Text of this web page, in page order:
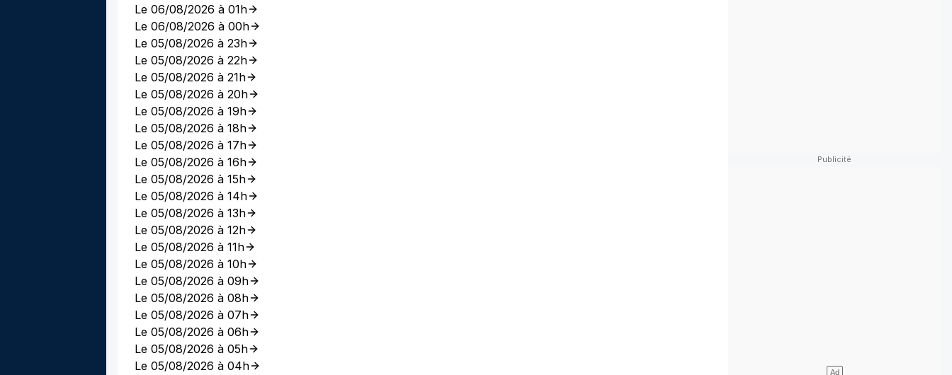
Le 06/08/2026 à 01h
Le 06/08/2026 à 00h
Le 05/08/2026 à 23h
Le 05/08/2026 à 22h
Le 05/08/2026 à 21h
Le 05/08/2026 à 20h
Le 05/08/2026 à 19h
Le 05/08/2026 à 18h
Le 05/08/2026 à 17h
Le 05/08/2026 à 16h
Le 05/08/2026 à 15h
Le 05/08/2026 à 14h
Le 05/08/2026 à 13h
Le 05/08/2026 à 12h
Le 05/08/2026 à 11h
Le 05/08/2026 à 10h
Le 05/08/2026 à 09h
Le 05/08/2026 à 08h
Le 05/08/2026 à 07h
Le 05/08/2026 à 06h
Le 05/08/2026 à 05h
Le 05/08/2026 à 04h